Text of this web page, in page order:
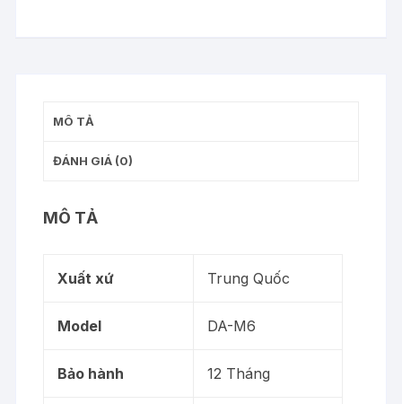
Duỗi
6.98m
–
An
Tối
MÔ TẢ
ĐÁNH GIÁ (0)
MÔ TẢ
Xuất xứ Trung Quốc
Model DA-M6
Bảo hành 12 Tháng